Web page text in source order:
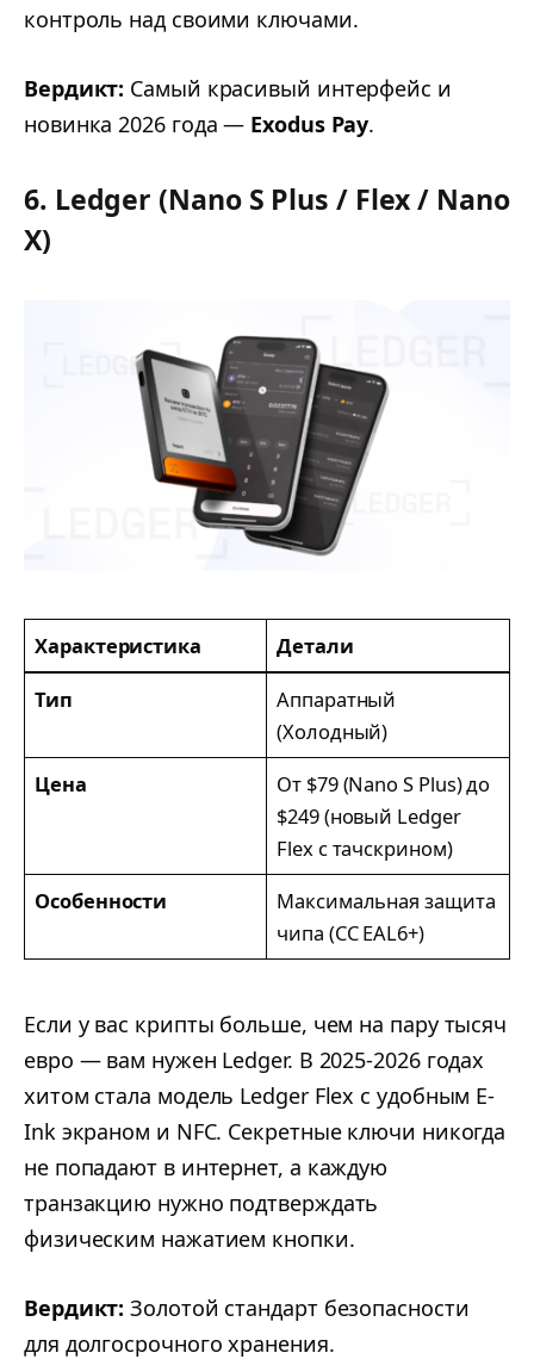
контроль над своими ключами.
Вердикт: Самый красивый интерфейс и
новинка 2026 года — Exodus Pay.
6. Ledger (Nano S Plus / Flex / Nano
X)
Характеристика
Детали
Тип
Аппаратный
(Холодный)
Цена
От $79 (Nano S Plus) до
$249 (новый Ledger
Flex с тачскрином)
Особенности
Максимальная защита
чипа (CC EAL6+)
Если у вас крипты больше, чем на пару тысяч
евро — вам нужен Ledger. В 2025-2026 годах
хитом стала модель Ledger Flex с удобным E-
Ink экраном и NFC. Секретные ключи никогда
не попадают в интернет, а каждую
транзакцию нужно подтверждать
физическим нажатием кнопки.
Вердикт: Золотой стандарт безопасности
для долгосрочного хранения.